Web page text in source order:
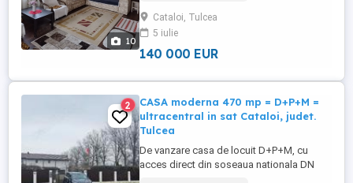
10
Parterul are o amprenta de 120mp si este
compus din: sufragerie de 26 mp dormitor
de 16 mp baie 11mp ...
Cataloi, Tulcea
5 iulie
140 000 EUR
2
CASA moderna 470 mp = D+P+M =
ultracentral in sat Cataloi, judet.
Tulcea
De vanzare casa de locuit D+P+M, cu
acces direct din soseaua nationala DN